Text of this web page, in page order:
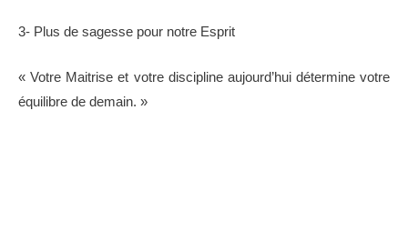
3- Plus de sagesse pour notre Esprit
« Votre Maitrise et votre discipline aujourd’hui détermine votre
équilibre de demain. »